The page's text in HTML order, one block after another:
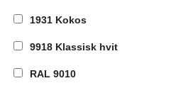
1931 Kokos
9918 Klassisk hvit
RAL 9010